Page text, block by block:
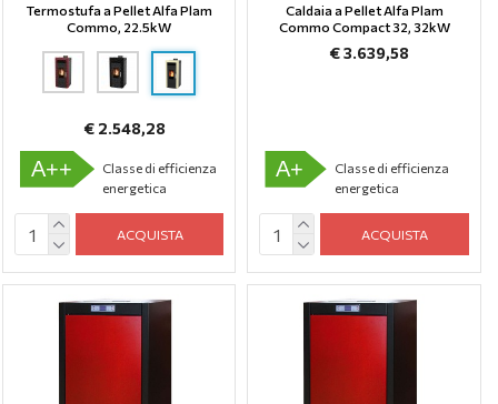
Termostufa a Pellet Alfa Plam
Commo, 22.5kW
€ 2.548,28
A++
Classe di efficienza
energetica
ACQUISTA
Caldaia a Pellet Alfa Plam
Commo Compact 32, 32kW
€ 3.639,58
A+
Classe di efficienza
energetica
ACQUISTA